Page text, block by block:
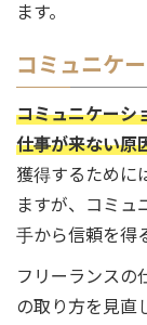
ます。
コミュニケ
コミュニケーシ
仕事が来ない原
獲得するために
ますが、コミュ
手から信頼を得
フリーランスの
の取り方を見直